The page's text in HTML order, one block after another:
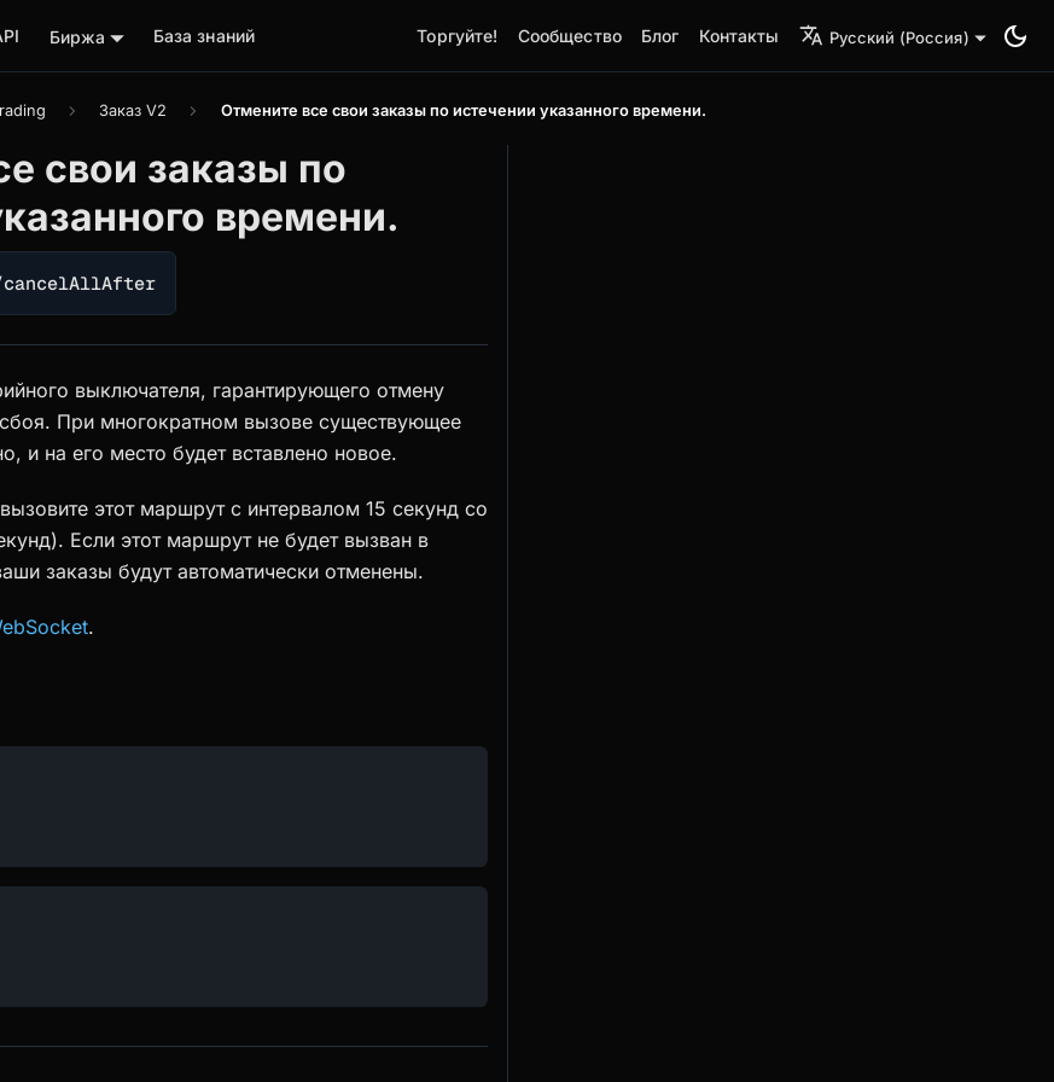
Биржа База знаний Торгуйте! Сообщество Блог Контакты Русский (Россия)
Заказ V2 Отмените все свои заказы по истечении указанного времени.
свои заказы по
времени.
выключателя, гарантирующего отмену
При многократном вызове существующее
и на его место будет вставлено новое.
этот маршрут с интервалом 15 секунд со
Если этот маршрут не будет вызван в
заказы будут автоматически отменены.
.